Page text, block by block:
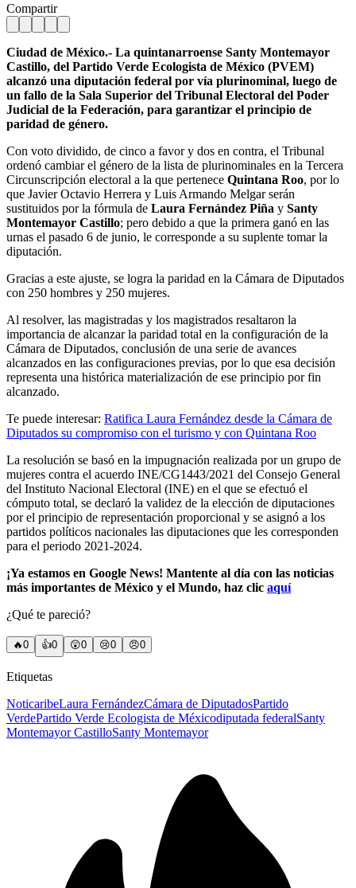
Compartir
Ciudad de México.- La quintanarroense Santy Montemayor
Castillo, del Partido Verde Ecologista de México (PVEM)
alcanzó una diputación federal por vía plurinominal, luego de
un fallo de la Sala Superior del Tribunal Electoral del Poder
Judicial de la Federación, para garantizar el principio de
paridad de género.
Con voto dividido, de cinco a favor y dos en contra, el Tribunal
ordenó cambiar el género de la lista de plurinominales en la Tercera
Circunscripción electoral a la que pertenece Quintana Roo, por lo
que Javier Octavio Herrera y Luis Armando Melgar serán
sustituidos por la fórmula de Laura Fernández Piña y Santy
Montemayor Castillo; pero debido a que la primera ganó en las
urnas el pasado 6 de junio, le corresponde a su suplente tomar la
diputación.
Gracias a este ajuste, se logra la paridad en la Cámara de Diputados
con 250 hombres y 250 mujeres.
Al resolver, las magistradas y los magistrados resaltaron la
importancia de alcanzar la paridad total en la configuración de la
Cámara de Diputados, conclusión de una serie de avances
alcanzados en las configuraciones previas, por lo que esa decisión
representa una histórica materialización de ese principio por fin
alcanzado.
Te puede interesar: Ratifica Laura Fernández desde la Cámara de
Diputados su compromiso con el turismo y con Quintana Roo
La resolución se basó en la impugnación realizada por un grupo de
mujeres contra el acuerdo INE/CG1443/2021 del Consejo General
del Instituto Nacional Electoral (INE) en el que se efectuó el
cómputo total, se declaró la validez de la elección de diputaciones
por el principio de representación proporcional y se asignó a los
partidos políticos nacionales las diputaciones que les corresponden
para el periodo 2021-2024.
¡Ya estamos en Google News! Mantente al día con las noticias
más importantes de México y el Mundo, haz clic aquí
¿Qué te pareció?
🔥0 👍0 😲0 😢0 😠0
Etiquetas
NoticaribeLaura FernándezCámara de DiputadosPartido
VerdePartido Verde Ecologista de Méxicodiputada federalSanty
Montemayor CastilloSanty Montemayor